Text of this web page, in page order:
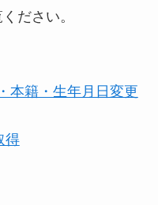
ださい。
本籍・生年月日変更
得